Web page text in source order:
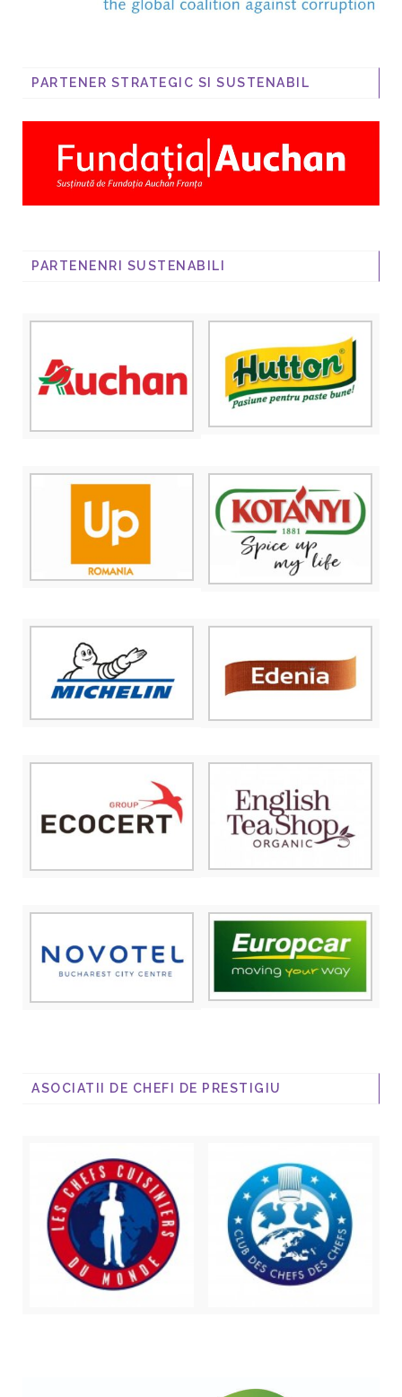
PARTENER STRATEGIC SI SUSTENABIL
PARTENENRI SUSTENABILI
ASOCIATII DE CHEFI DE PRESTIGIU